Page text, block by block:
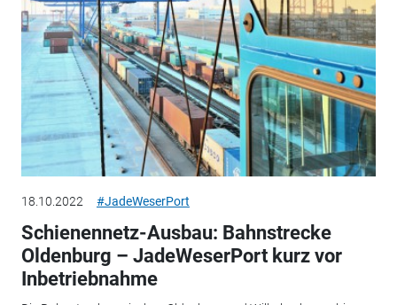
18.10.2022 #JadeWeserPort
Schienennetz-Ausbau: Bahnstrecke
Oldenburg – JadeWeserPort kurz vor
Inbetriebnahme